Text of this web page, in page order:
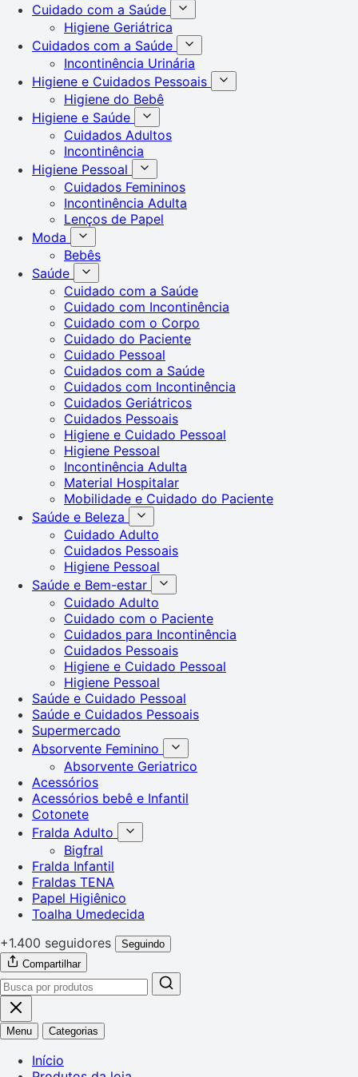
Cuidado com a Saúde
Higiene Geriátrica
Cuidados com a Saúde
Incontinência Urinária
Higiene e Cuidados Pessoais
Higiene do Bebê
Higiene e Saúde
Cuidados Adultos
Incontinência
Higiene Pessoal
Cuidados Femininos
Incontinência Adulta
Lenços de Papel
Moda
Bebês
Saúde
Cuidado com a Saúde
Cuidado com Incontinência
Cuidado com o Corpo
Cuidado do Paciente
Cuidado Pessoal
Cuidados com a Saúde
Cuidados com Incontinência
Cuidados Geriátricos
Cuidados Pessoais
Higiene e Cuidado Pessoal
Higiene Pessoal
Incontinência Adulta
Material Hospitalar
Mobilidade e Cuidado do Paciente
Saúde e Beleza
Cuidado Adulto
Cuidados Pessoais
Higiene Pessoal
Saúde e Bem-estar
Cuidado Adulto
Cuidado com o Paciente
Cuidados para Incontinência
Cuidados Pessoais
Higiene e Cuidado Pessoal
Higiene Pessoal
Saúde e Cuidado Pessoal
Saúde e Cuidados Pessoais
Supermercado
Absorvente Feminino
Absorvente Geriatrico
Acessórios
Acessórios bebê e Infantil
Cotonete
Fralda Adulto
Bigfral
Fralda Infantil
Fraldas TENA
Papel Higiênico
Toalha Umedecida
+1.400 seguidores
Seguindo
Compartilhar
Menu Categorias
Início